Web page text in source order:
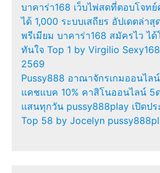
บาคาร่า168 เว็บไพ่สดที่ตอบโจท
ได้ 1,000 ระบบเสถียร อัปเดตล่า
พรีเมียม บาคาร่า168 สมัครไว ไ
ทันใจ Top 1 by Virgilio
2569
Pussy888 อาณาจักรเกมออนไล
แคชแบค 10% คาสิโนออนไลน์ 5
แสนทุกวัน pussy888play เปิดป
Top 58 by Jocelyn